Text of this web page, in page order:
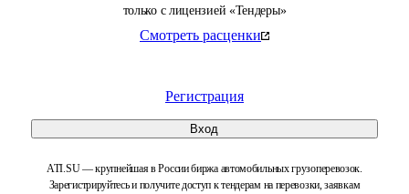
только с лицензией «Тендеры»
Смотреть расценки
Регистрация
Вход
ATI.SU — крупнейшая в России биржа автомобильных грузоперевозок.
Зарегистрируйтесь и получите доступ к тендерам на перевозки, заявкам